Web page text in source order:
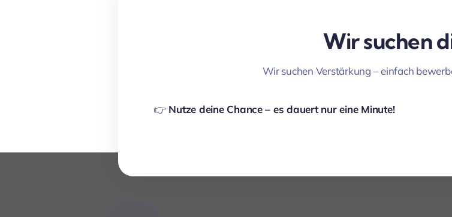
Wir suchen
Wir suchen Verstärkung – einfach
👉 Nutze deine Chance – es dauert nur eine Minute!